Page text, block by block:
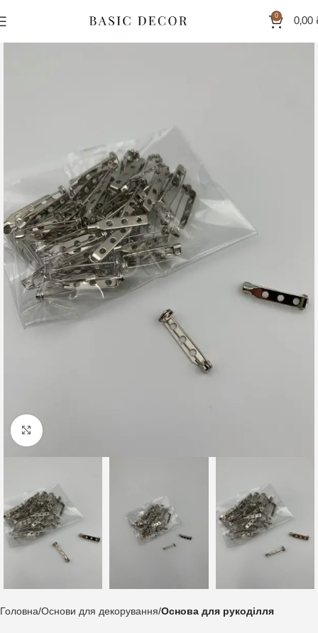
0
0,00
Клацніть, щоб збільшити
Головна Основи для декорування Основа для рукоділля